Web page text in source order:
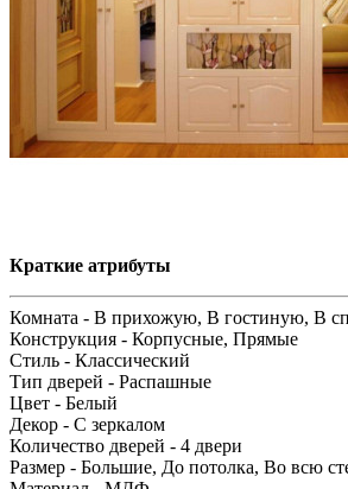
Краткие атрибуты
Комната - В прихожую, В гостиную, В
Конструкция - Корпусные, Прямые
Стиль - Классический
Тип дверей - Распашные
Цвет - Белый
Декор - С зеркалом
Количество дверей - 4 двери
Размер - Большие, До потолка, Во всю